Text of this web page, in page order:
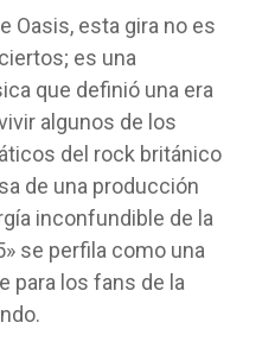
Oasis, esta gira no es
es una
que definió una era
algunos de los
del rock británico
de una producción
inconfundible de la
se perfila como una
para los fans de la